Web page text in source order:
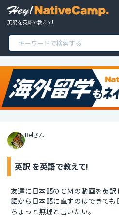
英訳 を英語で教えて!
Belさん
英訳 を英語で教えて!
友達に日本語のＣＭの動画を英
語から日本語に直すのはできて
ちょっと無理と言いたい。